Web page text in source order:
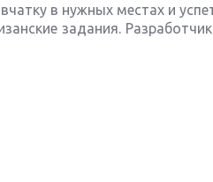
в нужных местах и
задания.